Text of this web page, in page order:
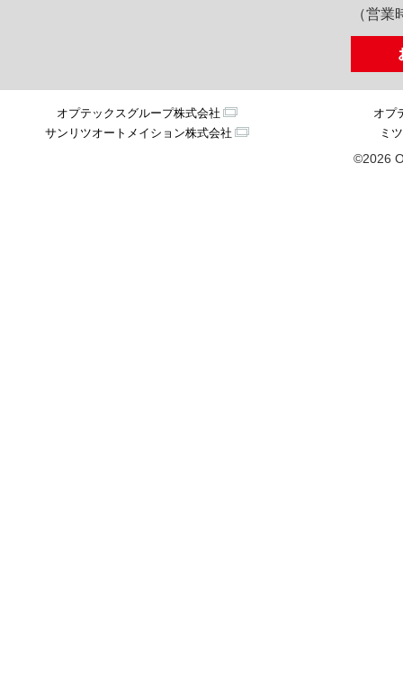
（営
オプテックスグループ株式会社
オプ
サンリツオートメイション株式会社
ミ
©2026